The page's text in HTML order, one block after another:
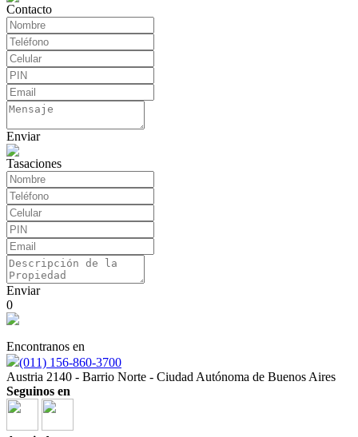
Contacto
Enviar
Tasaciones
Enviar
0
Encontranos en
(011) 156-860-3700
Austria 2140 - Barrio Norte - Ciudad Autónoma de Buenos Aires
Seguinos en